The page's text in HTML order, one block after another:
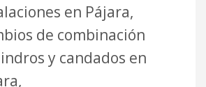
en Pájara,
de combinación
y candados en